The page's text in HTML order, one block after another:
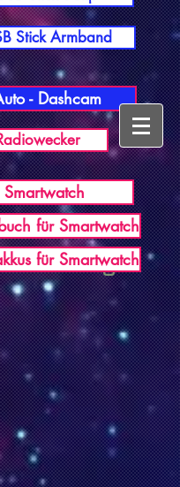
Germany
Stick Armband
- Dashcam
Smartwatch
für Smartwatch
für Smartwatch